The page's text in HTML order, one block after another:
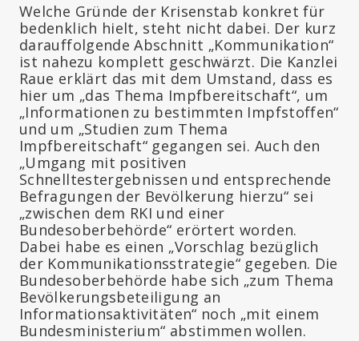
Welche Gründe der Krisenstab konkret für
bedenklich hielt, steht nicht dabei. Der kurz
darauffolgende Abschnitt „Kommunikation“
ist nahezu komplett geschwärzt. Die Kanzlei
Raue erklärt das mit dem Umstand, dass es
hier um „das Thema Impfbereitschaft“, um
„Informationen zu bestimmten Impfstoffen“
und um „Studien zum Thema
Impfbereitschaft“ gegangen sei. Auch den
„Umgang mit positiven
Schnelltestergebnissen und entsprechende
Befragungen der Bevölkerung hierzu“ sei
„zwischen dem RKI und einer
Bundesoberbehörde“ erörtert worden.
Dabei habe es einen „Vorschlag bezüglich
der Kommunikationsstrategie“ gegeben. Die
Bundesoberbehörde habe sich „zum Thema
Bevölkerungsbeteiligung an
Informationsaktivitäten“ noch „mit einem
Bundesministerium“ abstimmen wollen.